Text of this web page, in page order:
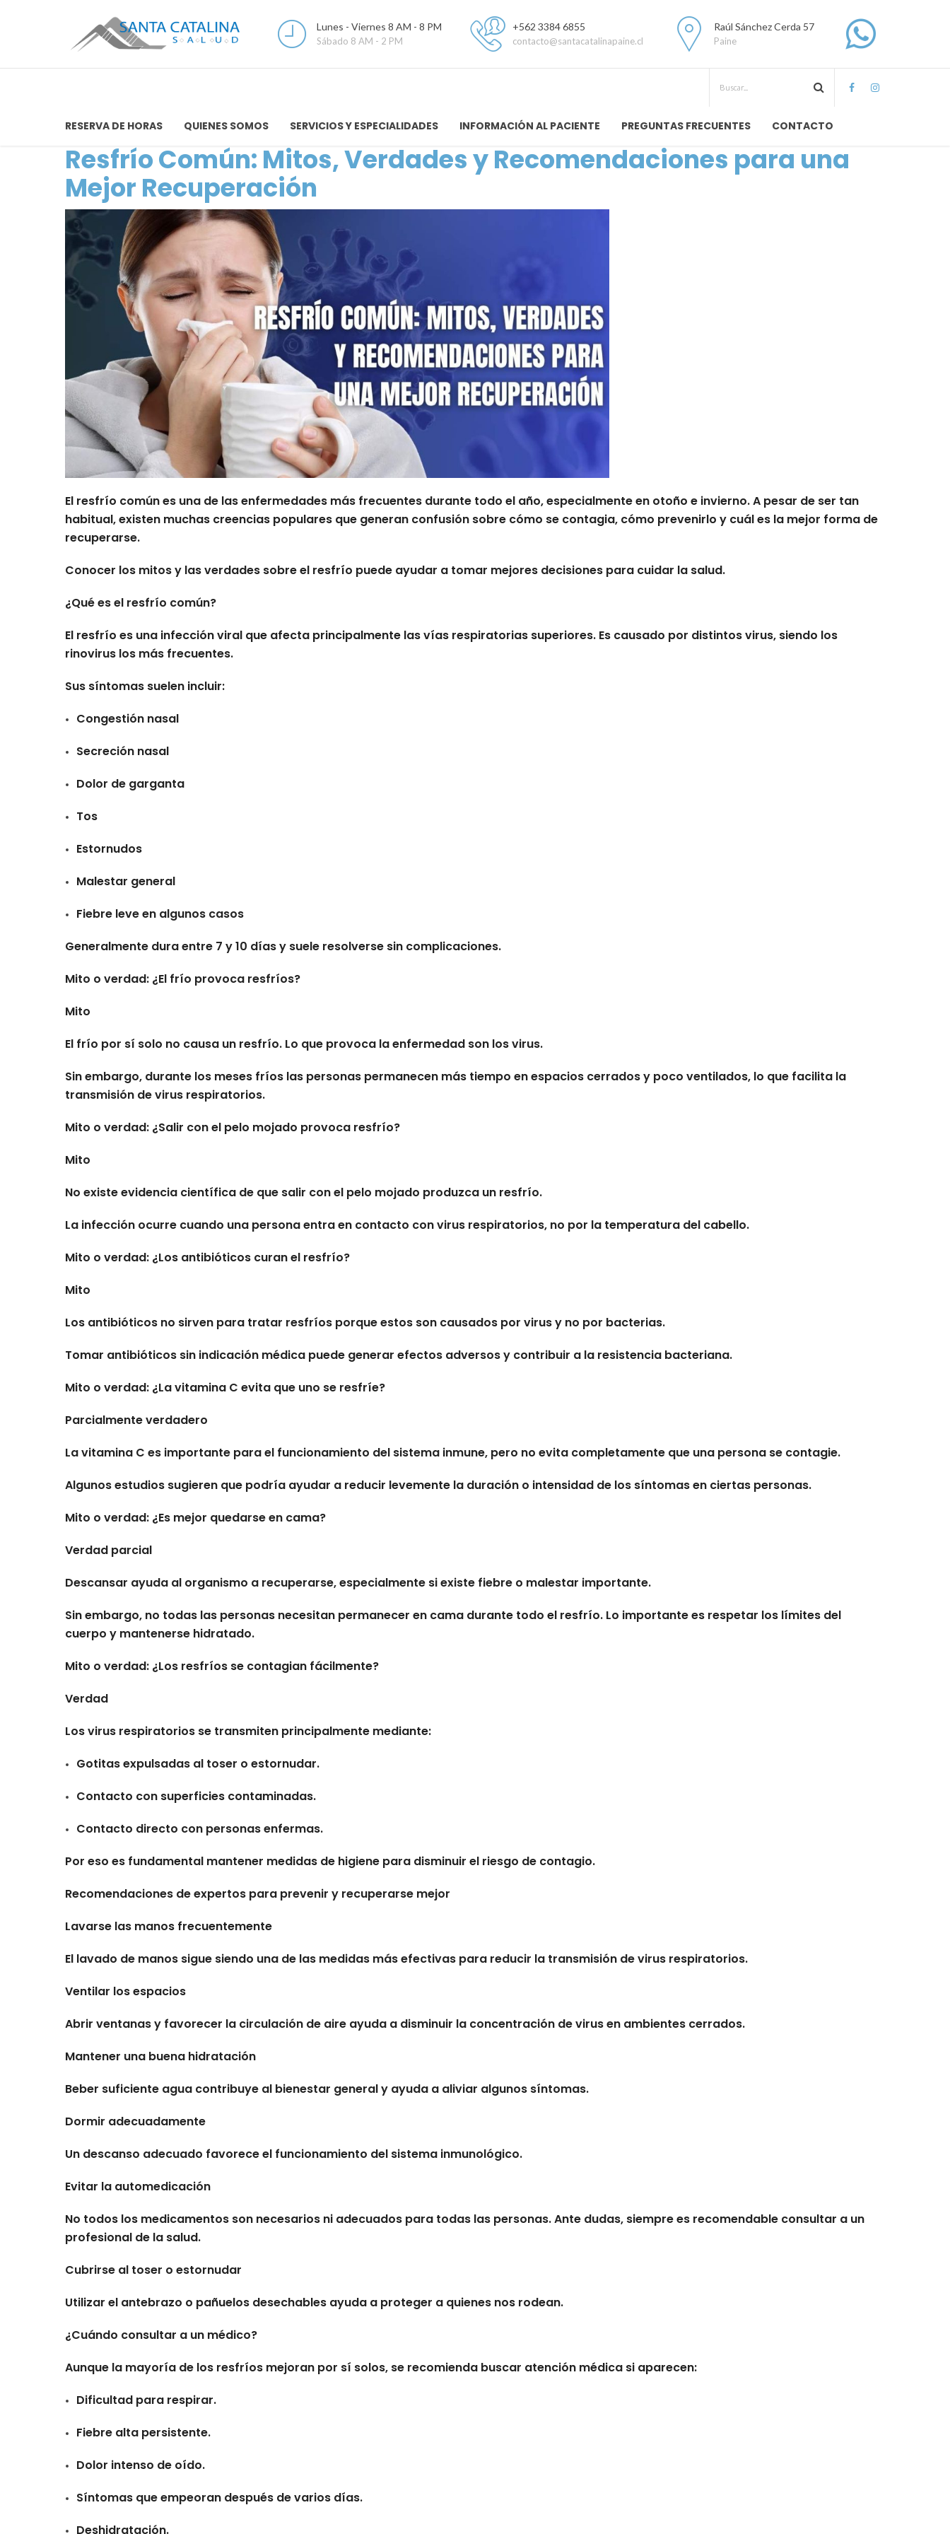
Lunes - Viernes 8 AM - 8 PM
Sábado 8 AM - 2 PM
+562 3384 6855
contacto@santacatalinapaine.cl
Raúl Sánchez Cerda 57
Paine
RESERVA DE HORAS QUIENES SOMOS SERVICIOS Y ESPECIALIDADES INFORMACIÓN AL PACIENTE PREGUNTAS FRECUENTES CONTACTO
Resfrío Común: Mitos, Verdades y Recomendaciones para una
Mejor Recuperación
El resfrío común es una de las enfermedades más frecuentes durante todo el año, especialmente en otoño e invierno. A pesar de ser tan
habitual, existen muchas creencias populares que generan confusión sobre cómo se contagia, cómo prevenirlo y cuál es la mejor forma de
recuperarse.
Conocer los mitos y las verdades sobre el resfrío puede ayudar a tomar mejores decisiones para cuidar la salud.
¿Qué es el resfrío común?
El resfrío es una infección viral que afecta principalmente las vías respiratorias superiores. Es causado por distintos virus, siendo los
rinovirus los más frecuentes.
Sus síntomas suelen incluir:
Congestión nasal
Secreción nasal
Dolor de garganta
Tos
Estornudos
Malestar general
Fiebre leve en algunos casos
Generalmente dura entre 7 y 10 días y suele resolverse sin complicaciones.
Mito o verdad: ¿El frío provoca resfríos?
Mito
El frío por sí solo no causa un resfrío. Lo que provoca la enfermedad son los virus.
Sin embargo, durante los meses fríos las personas permanecen más tiempo en espacios cerrados y poco ventilados, lo que facilita la
transmisión de virus respiratorios.
Mito o verdad: ¿Salir con el pelo mojado provoca resfrío?
Mito
No existe evidencia científica de que salir con el pelo mojado produzca un resfrío.
La infección ocurre cuando una persona entra en contacto con virus respiratorios, no por la temperatura del cabello.
Mito o verdad: ¿Los antibióticos curan el resfrío?
Mito
Los antibióticos no sirven para tratar resfríos porque estos son causados por virus y no por bacterias.
Tomar antibióticos sin indicación médica puede generar efectos adversos y contribuir a la resistencia bacteriana.
Mito o verdad: ¿La vitamina C evita que uno se resfríe?
Parcialmente verdadero
La vitamina C es importante para el funcionamiento del sistema inmune, pero no evita completamente que una persona se contagie.
Algunos estudios sugieren que podría ayudar a reducir levemente la duración o intensidad de los síntomas en ciertas personas.
Mito o verdad: ¿Es mejor quedarse en cama?
Verdad parcial
Descansar ayuda al organismo a recuperarse, especialmente si existe fiebre o malestar importante.
Sin embargo, no todas las personas necesitan permanecer en cama durante todo el resfrío. Lo importante es respetar los límites del
cuerpo y mantenerse hidratado.
Mito o verdad: ¿Los resfríos se contagian fácilmente?
Verdad
Los virus respiratorios se transmiten principalmente mediante:
Gotitas expulsadas al toser o estornudar.
Contacto con superficies contaminadas.
Contacto directo con personas enfermas.
Por eso es fundamental mantener medidas de higiene para disminuir el riesgo de contagio.
Recomendaciones de expertos para prevenir y recuperarse mejor
Lavarse las manos frecuentemente
El lavado de manos sigue siendo una de las medidas más efectivas para reducir la transmisión de virus respiratorios.
Ventilar los espacios
Abrir ventanas y favorecer la circulación de aire ayuda a disminuir la concentración de virus en ambientes cerrados.
Mantener una buena hidratación
Beber suficiente agua contribuye al bienestar general y ayuda a aliviar algunos síntomas.
Dormir adecuadamente
Un descanso adecuado favorece el funcionamiento del sistema inmunológico.
Evitar la automedicación
No todos los medicamentos son necesarios ni adecuados para todas las personas. Ante dudas, siempre es recomendable consultar a un
profesional de la salud.
Cubrirse al toser o estornudar
Utilizar el antebrazo o pañuelos desechables ayuda a proteger a quienes nos rodean.
¿Cuándo consultar a un médico?
Aunque la mayoría de los resfríos mejoran por sí solos, se recomienda buscar atención médica si aparecen:
Dificultad para respirar.
Fiebre alta persistente.
Dolor intenso de oído.
Síntomas que empeoran después de varios días.
Deshidratación.